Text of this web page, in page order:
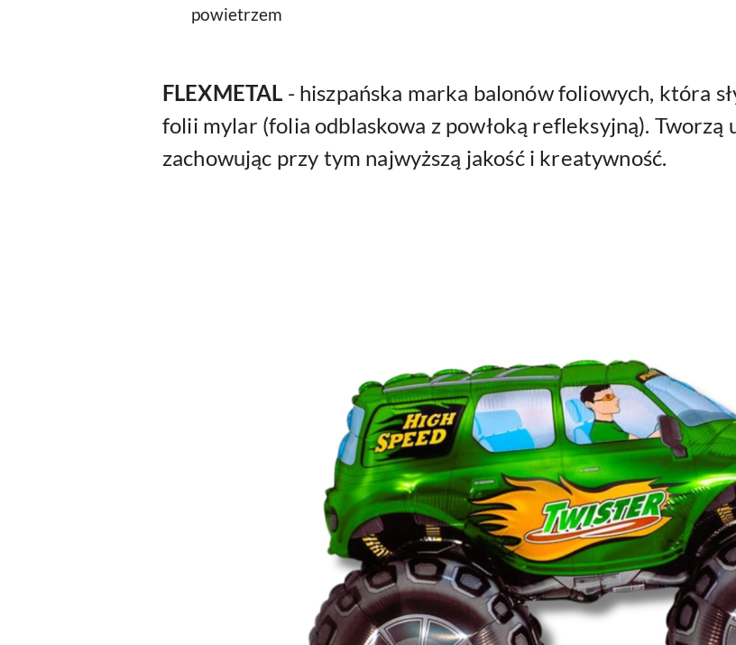
powietrzem
FLEXMETAL - hiszpańska marka balonów foliowych, która
folii mylar (folia odblaskowa z powłoką refleksyjną).
zachowując przy tym najwyższą jakość i kreatywność.